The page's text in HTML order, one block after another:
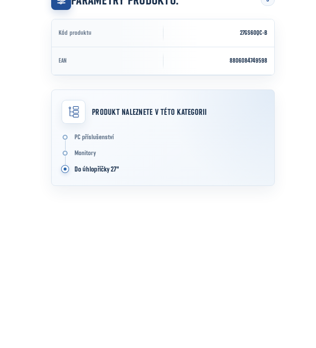
Kód produktu 27GS60QC-B
EAN 8806084749598
PRODUKT NALEZNETE V TÉTO KATEGORII
PC příslušenství
Monitory
Do úhlopříčky 27"